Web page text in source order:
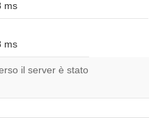
ms
ms
il server è stato